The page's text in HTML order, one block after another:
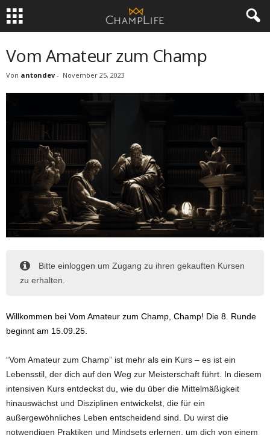
Vom Amateur zum Champ
Von antondev - November 25, 2023
Bitteeinloggen um Zugang zu ihren gekauften Kursen
zu erhalten.
Willkommen bei Vom Amateur zum Champ, Champ! Die 8. Runde
beginnt am 15.09.25.
“Vom Amateur zum Champ” ist mehr als ein Kurs – es ist ein
Lebensstil, der dich auf den Weg zur Meisterschaft führt. In diesem
intensiven Kurs entdeckst du, wie du über die Mittelmäßigkeit
hinauswächst und Disziplinen entwickelst, die für ein
außergewöhnliches Leben entscheidend sind. Du wirst die
notwendigen Praktiken und Mindsets erlernen, um dich von einem